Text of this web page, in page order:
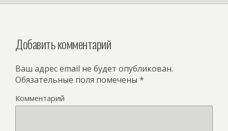
Добавить комментарий
Ваш адрес email не будет опубликован.
Обязательные поля помечены *
Комментарий